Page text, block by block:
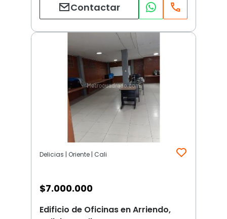
Contactar
Delicias | Oriente | Cali
$7.000.000
Edificio de Oficinas en Arriendo,